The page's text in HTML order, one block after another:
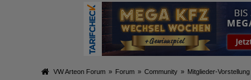
VW Arteon Forum » Forum » Community » Mitglieder-Vorstellung